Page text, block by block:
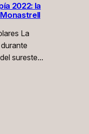
2022: la
La
sureste…